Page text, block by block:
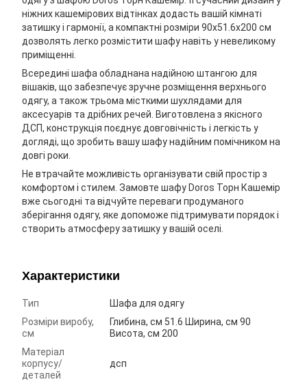
ніжних кашемірових відтінках додасть вашій кімнаті
затишку і гармонії, а компактні розміри 90х51.6х200 см
дозволять легко розмістити шафу навіть у невеликому
приміщенні.
Всередині шафа обладнана надійною штангою для
вішаків, що забезпечує зручне розміщення верхнього
одягу, а також трьома місткими шухлядами для
аксесуарів та дрібних речей. Виготовлена з якісного
ДСП, конструкція поєднує довговічність і легкість у
догляді, що зробить вашу шафу надійним помічником на
довгі роки.
Не втрачайте можливість організувати свій простір з
комфортом і стилем. Замовте шафу Doros Торн Кашемір
вже сьогодні та відчуйте переваги продуманого
зберігання одягу, яке допоможе підтримувати порядок і
створить атмосферу затишку у вашій оселі.
Характеристики
Тип
Шафа для одягу
Розміри виробу,
см
Глибина, см 51.6 Ширина, см 90
Висота, см 200
Матеріал
корпусу/
деталей
дсп